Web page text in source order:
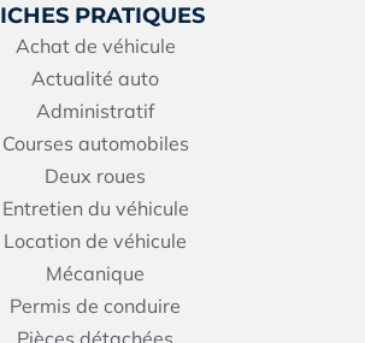
PRATIQUES
Achat de véhicule
Actualité auto
Administratif
Courses automobiles
Deux roues
Entretien du véhicule
Location de véhicule
Mécanique
Permis de conduire
Pièces détachées